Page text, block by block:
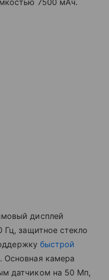
дисплей
Гц, защитное стекло
быстрой
камера
датчиком на 50 Мп,